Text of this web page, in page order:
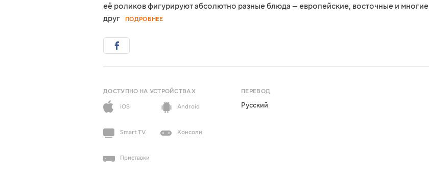
её роликов фигурируют абсолютно разные блюда — европейские, восточные и многие
друг
ПОДРОБНЕЕ
ДОСТУПНО НА УСТРОЙСТВАХ
iOS
Android
Smart TV Консоли
Приставки
ПЕРЕВОД
Русский